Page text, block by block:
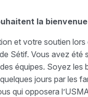
la
et votre soutien
Sétif. Vous avez été
équipes. Soyez les
jours par les
qui opposera